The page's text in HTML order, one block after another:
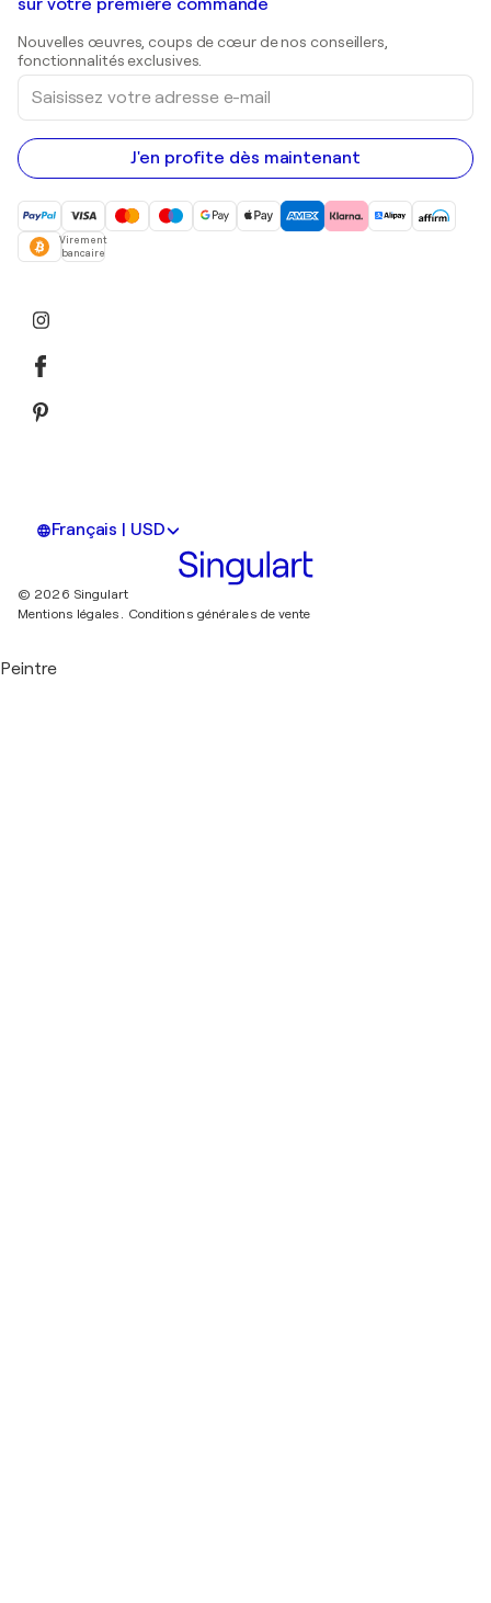
Estampes
Peintures acryliques
Galeries d'art en Belgique
sur votre première commande
Nouvelles œuvres, coups de cœur de nos conseillers,
fonctionnalités exclusives.
Saisissez
votre
adresse
e-
mail
J'en profite dès maintenant
Virement
bancaire
Français | USD
© 2026 Singulart
Mentions légales. Conditions générales de vente
Peintre